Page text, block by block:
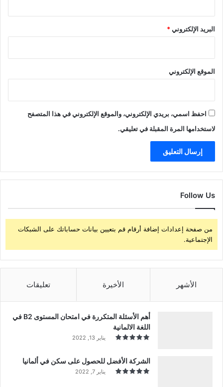
البريد الإلكتروني*
الموقع الإلكتروني
احفظ اسمي، بريدي الإلكتروني، والموقع الإلكتروني في هذا المتصفح
لاستخدامها المرة المقبلة في تعليقي.
Follow Us
من صفحة إعدادات إضافة أرقام قم بتعيين بيانات حساباتك على الشبكات
الإجتماعية.
الأشهر الأخيرة تعليقات
أهم الأسئلة المتكررة في امتحان المستوى B2 في
اللغة الالمانية
يناير 13, 2022
الشركة الأفضل للحصول على سكن في ألمانيا
يناير 7, 2022